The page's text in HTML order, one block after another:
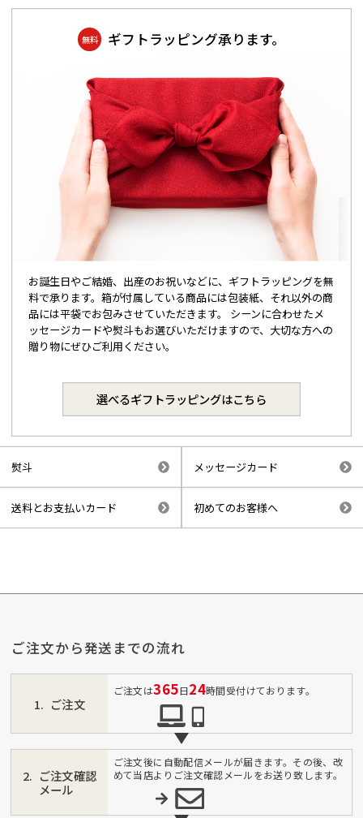
無料 ギフトラッピング承ります。
お誕生日やご結婚、出産のお祝いなどに、ギフトラッピングを無
料で承ります。箱が付属している商品には包装紙、それ以外の商
品には平袋でお包みさせていただきます。 シーンに合わせたメ
ッセージカードや熨斗もお選びいただけますので、大切な方への
贈り物にぜひご利用ください。
選べるギフトラッピングはこちら
熨斗 メッセージカード
送料とお支払いカード 初めてのお客様へ
ご注文から発送までの流れ
ご注文
ご注文は365日24時間受付けております。
ご注文確認
メール
ご注文後に自動配信メールが届きます。その後、改
めて当店よりご注文確認メールをお送り致します。